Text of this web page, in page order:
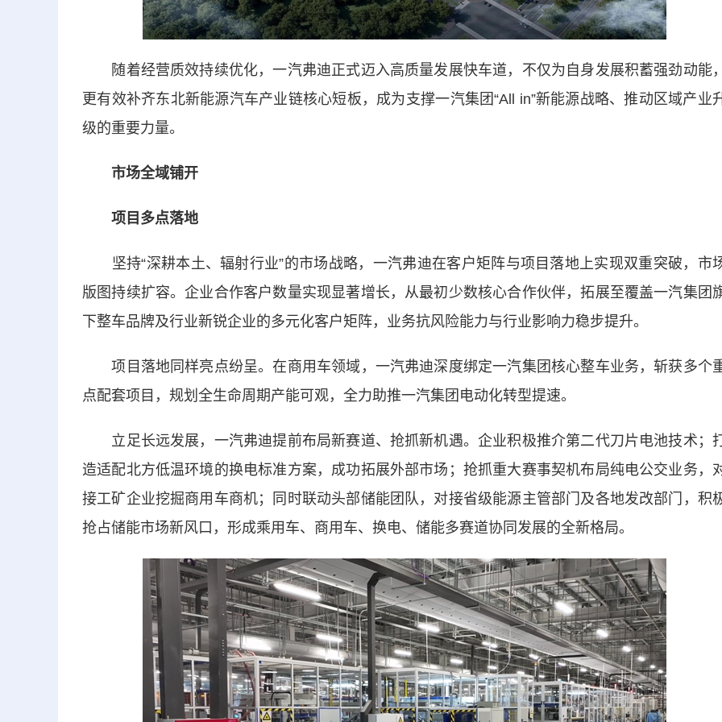
随着经营质效持续优化，一汽弗迪正式迈入高质量发展快车道，不仅为自身发展积蓄强劲动能，
更有效补齐东北新能源汽车产业链核心短板，成为支撑一汽集团“All in”新能源战略、推动区域产业
级的重要力量。
市场全域铺开
项目多点落地
坚持“深耕本土、辐射行业”的市场战略，一汽弗迪在客户矩阵与项目落地上实现双重突破，市
版图持续扩容。企业合作客户数量实现显著增长，从最初少数核心合作伙伴，拓展至覆盖一汽集团
下整车品牌及行业新锐企业的多元化客户矩阵，业务抗风险能力与行业影响力稳步提升。
项目落地同样亮点纷呈。在商用车领域，一汽弗迪深度绑定一汽集团核心整车业务，斩获多个
点配套项目，规划全生命周期产能可观，全力助推一汽集团电动化转型提速。
立足长远发展，一汽弗迪提前布局新赛道、抢抓新机遇。企业积极推介第二代刀片电池技术；
造适配北方低温环境的换电标准方案，成功拓展外部市场；抢抓重大赛事契机布局纯电公交业务，
接工矿企业挖掘商用车商机；同时联动头部储能团队，对接省级能源主管部门及各地发改部门，积
抢占储能市场新风口，形成乘用车、商用车、换电、储能多赛道协同发展的全新格局。